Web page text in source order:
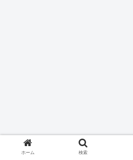
ホーム 検索